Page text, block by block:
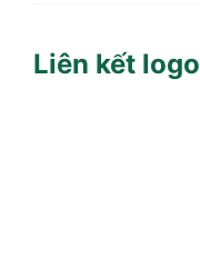
Liên kết logo